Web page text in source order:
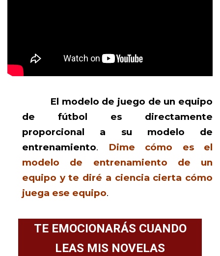
El modelo de juego de un equipo
de fútbol es directamente
proporcional a su modelo de
entrenamiento.
Dime cómo es el
modelo de entrenamiento de un
equipo y te diré a ciencia cierta cómo
juega ese equipo.
TE EMOCIONARÁS CUANDO
LEAS MIS NOVELAS